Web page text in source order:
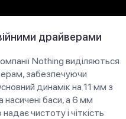
драйверами
Nothing виділяються
забезпечуючи
динамік на 11 мм з
насичені баси, а 6 мм
чистоту і чіткість